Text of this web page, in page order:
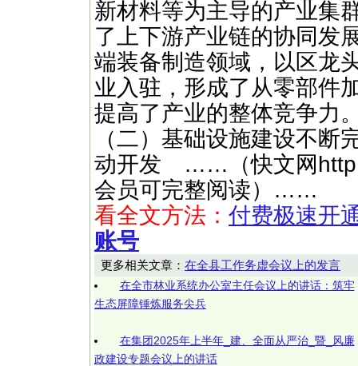
新材料等为主导的产业集
了上下游产业链的协同发
端装备制造领域，以区龙
业入驻，形成了从零部件
提高了产业的整体竞争力
（二）基础设施建设不断
动开发 ……（快文网
会员可完整阅读）……
看全文方法： 付费极速开
账号
更多相关文章： 在全县工作务虚会议上的发言
在全市林业系统办公室主任会议上的讲话：筑牢
生态屏障锤炼服务尖兵
在集团2025年上半年_建、全面从严治_暨_风廉
政建设专题会议上的讲话